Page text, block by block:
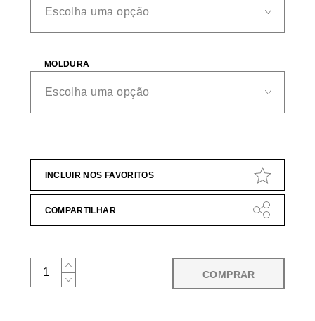
MOLDURA
INCLUIR NOS FAVORITOS
COMPARTILHAR
COMPRAR